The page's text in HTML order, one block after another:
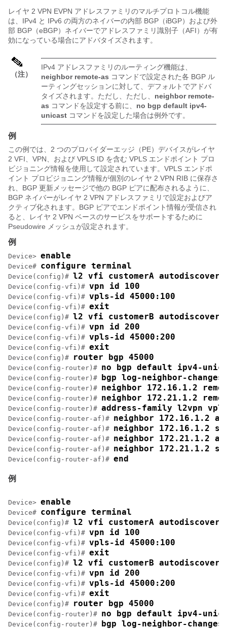
レイヤ 2 VPN EVPN アドレスファミリのマルチプロトコル機能
は、IPv4 と IPv6 の両方のネイバーの内部 BGP（iBGP）および外
部 BGP（eBGP）ネイバーでアドレスファミリ識別子（AFI）が有
効になっている場合にアドバタイズされます。
（注）
IPv4 アドレスファミリのルーティング機能は、
neighbor remote-as コマンドで設定された各 BGP ル
ーティングセッションに対して、デフォルトでアドバ
タイズされます。ただし、ただし、 neighbor remote-
as コマンドを設定する前に、 no bgp default ipv4-
unicast コマンドを設定した場合は例外です。
例
この例では、2 つのプロバイダーエッジ（PE）デバイスがレイヤ
2 VFI、VPN、および VPLS ID を含む VPLS エンドポイント プロ
ビジョニング情報を使用して設定されています。VPLS エンドポ
イント プロビジョニング情報が個別のレイヤ 2 VPN RIB に保存さ
れ、BGP 更新メッセージで他の BGP ピアに配布されるように、
BGP ネイバーがレイヤ 2 VPN アドレスファミリで設定およびア
クティブ化されます。BGP ピアでエンドポイント情報が受信され
ると、レイヤ 2 VPN ベースのサービスをサポートするために
Pseudowire メッシュが設定されます。
例
Device> enable
Device# configure terminal
Device(config)# l2 vfi customerA autodiscovery
Device(config-vfi)# vpn id 100
Device(config-vfi)# vpls-id 45000:100
Device(config-vfi)# exit
Device(config)# l2 vfi customerB autodiscovery
Device(config-vfi)# vpn id 200
Device(config-vfi)# vpls-id 45000:200
Device(config-vfi)# exit
Device(config)# router bgp 45000
Device(config-router)# no bgp default ipv4-
Device(config-router)# bgp log-neighbor-changes
Device(config-router)# neighbor 172.16.1.2
Device(config-router)# neighbor 172.21.1.2
Device(config-router)# address-family l2vpn
Device(config-router-af)# neighbor 172.16.1.2
Device(config-router-af)# neighbor 172.16.1.2
Device(config-router-af)# neighbor 172.21.1.2
Device(config-router-af)# neighbor 172.21.1.2
Device(config-router-af)# end
例
Device> enable
Device# configure terminal
Device(config)# l2 vfi customerA autodiscovery
Device(config-vfi)# vpn id 100
Device(config-vfi)# vpls-id 45000:100
Device(config-vfi)# exit
Device(config)# l2 vfi customerB autodiscovery
Device(config-vfi)# vpn id 200
Device(config-vfi)# vpls-id 45000:200
Device(config-vfi)# exit
Device(config)# router bgp 45000
Device(config-router)# no bgp default ipv4-
Device(config-router)# bgp log-neighbor-changes